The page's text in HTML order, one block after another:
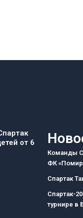
от 6
Команды
ФК
Спартак
Спартак-
турнире в